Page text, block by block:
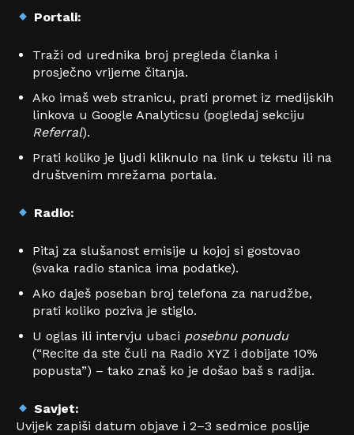
Portali:
Traži od urednika broj pregleda članka i
prosječno vrijeme čitanja.
Ako imaš web stranicu, prati promet iz medijskih
linkova u Google Analyticsu (pogledaj sekciju
Referral).
Prati koliko je ljudi kliknulo na link u tekstu ili na
društvenim mrežama portala.
Radio:
Pitaj za slušanost emisije u kojoj si gostovao
(svaka radio stanica ima podatke).
Ako daješ poseban broj telefona za narudžbe,
prati koliko poziva je stiglo.
U oglas ili intervju ubaci posebnu ponudu
(“Recite da ste čuli na Radio XYZ i dobijate 10%
popusta”) – tako znaš ko je došao baš s radija.
Savjet:
Uvijek zapiši datum objave i 2–3 sedmice poslije